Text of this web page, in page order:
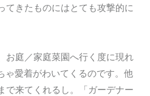
てきたものにはとても攻撃的に
お庭／家庭菜園へ行く度に現れ
ゃ愛着がわいてくるのです。他
で来てくれるし。「ガーデナー